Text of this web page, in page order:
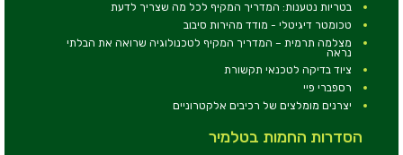
בטריות נטענות: המדריך המקיף לכל מה שצריך לדעת
טכומטר דיגיטלי - מודד מהירות סיבוב
מצלמה תרמית – המדריך המקיף לטכנולוגיה שרואה את הבלתי
נראה
ציוד בדיקה לטכנאי תקשורת
רספברי פיי
יצרנים מומלצים של רכיבים אלקטרוניים
הסדרות החמות בטלמיר